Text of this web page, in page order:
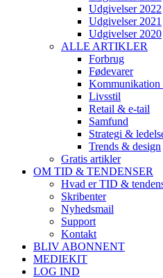
Udgivelser 2022
Udgivelser 2021
Udgivelser 2020
ALLE ARTIKLER
Forbrug
Fødevarer
Kommunikation
Livsstil
Retail & e-tail
Samfund
Strategi &
Trends & design
Gratis artikler
OM TID & TENDENSER
Hvad er TID &
Skribenter
Nyhedsmail
Support
Kontakt
BLIV ABONNENT
MEDIEKIT
LOG IND